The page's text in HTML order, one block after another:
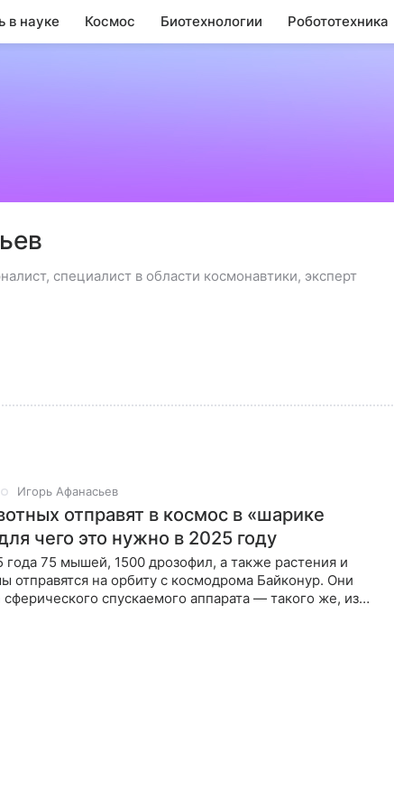
в науке Космос Биотехнологии Робототехника
специалист в области космонавтики, эксперт
Игорь Афанасьев
отправят в космос в «шарике
чего это нужно в 2025 году
года 75 мышей, 1500 дрозофил, а также растения и
отправятся на орбиту с космодрома Байконур. Они
сферического спускаемого аппарата — такого же, из